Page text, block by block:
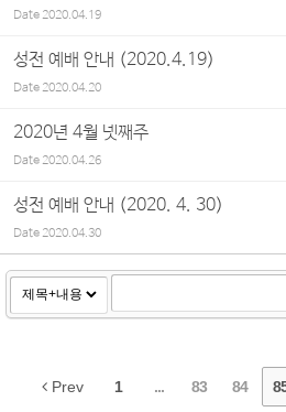
Date2020.04.19
성전 예배 안내 (2020.4.19)
Date2020.04.20
2020년 4월 넷째주
Date2020.04.26
성전 예배 안내 (2020. 4. 30)
Date2020.04.30
Prev 1 ... 83 84